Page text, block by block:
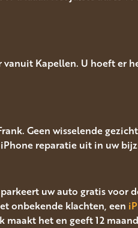
Kapellen. U hoeft er
Geen wisselende
reparatie uit in uw
uw auto gratis voor
onbekende klachten, een
maakt het en geeft 12